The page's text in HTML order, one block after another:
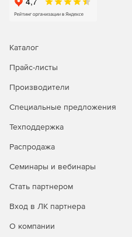
Каталог
Прайс-листы
Производители
Специальные предложения
Техподдержка
Распродажа
Семинары и вебинары
Стать партнером
Вход в ЛК партнера
О компании